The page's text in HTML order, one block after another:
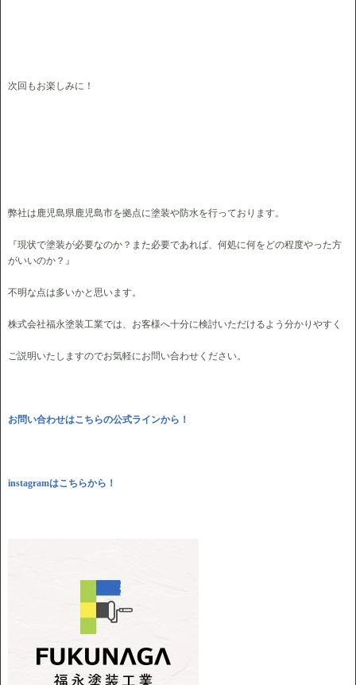
次回もお楽しみに！
弊社は鹿児島県鹿児島市を拠点に塗装や防水を行っております。
『現状で塗装が必要なのか？また必要であれば、何処に何をどの程度やった方
がいいのか？』
不明な点は多いかと思います。
株式会社福永塗装工業では、お客様へ十分に検討いただけるよう分かりやすく
ご説明いたしますのでお気軽にお問い合わせください。
お問い合わせはこちらの公式ラインから！
instagramはこちらから！